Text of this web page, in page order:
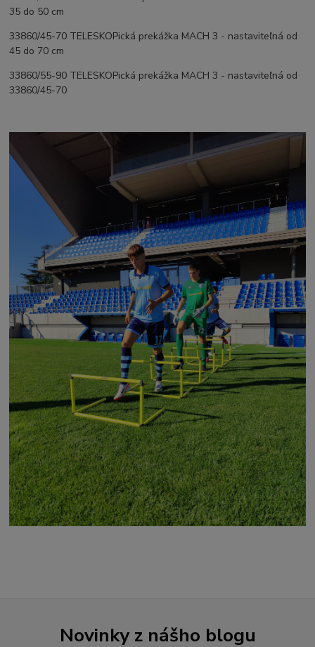
35 do 50 cm
33860/45-70 TELESKOPická prekážka MACH 3 - nastaviteľná od
45 do 70 cm
33860/55-90 TELESKOPická prekážka MACH 3 - nastaviteľná od
33860/45-70
Novinky z nášho blogu